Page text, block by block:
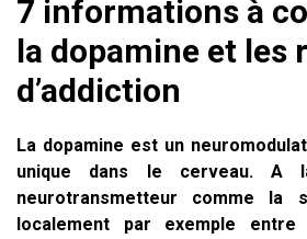
7 informations à
la dopamine et les
d’addiction
La dopamine est un
unique dans le cerveau. A
neurotransmetteur comme la
localement par exemple entre